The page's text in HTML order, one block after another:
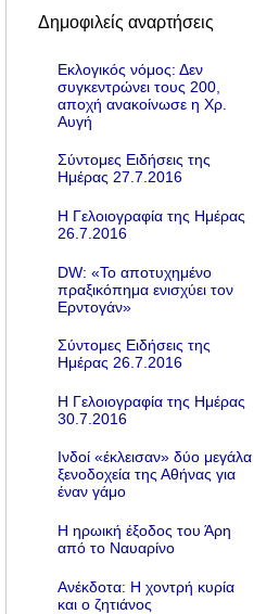
Δημοφιλείς αναρτήσεις
Εκλογικός νόμος: Δεν
συγκεντρώνει τους 200,
αποχή ανακοίνωσε η Χρ.
Αυγή
Σύντομες Ειδήσεις της
Ημέρας 27.7.2016
Η Γελοιογραφία της Ημέρας
26.7.2016
DW: «To αποτυχημένο
πραξικόπημα ενισχύει τον
Ερντογάν»
Σύντομες Ειδήσεις της
Ημέρας 26.7.2016
Η Γελοιογραφία της Ημέρας
30.7.2016
Ινδοί «έκλεισαν» δύο μεγάλα
ξενοδοχεία της Αθήνας για
έναν γάμο
Η ηρωική έξοδος του Άρη
από το Ναυαρίνο
Ανέκδοτα: Η χοντρή κυρία
και ο ζητιάνος